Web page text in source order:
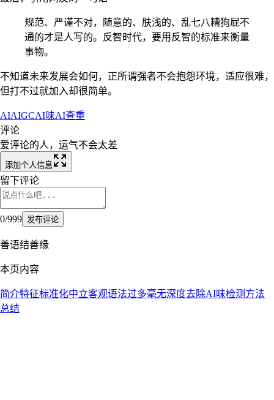
规范、严谨不对，随意的、肤浅的、乱七八糟狗屁不
通的才是人写的。反智时代，要用反智的标准来衡量
事物。
不知道未来发展会如何，正所谓强者不会抱怨环境，适应很难，
但打不过就加入却很简单。
AIAIGCAI味AI查重
评论
爱评论的人，运气不会太差
添加个人信息
留下评论
0/999 发布评论
善语结善缘
本页内容
简介特征标准化中立客观语法过多毫无深度去除AI味检测方法
总结